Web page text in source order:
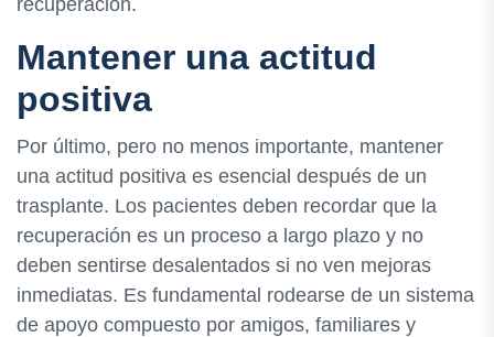
Mantener una actitud
positiva
Por último, pero no menos importante, mantener
una actitud positiva es esencial después de un
trasplante. Los pacientes deben recordar que la
recuperación es un proceso a largo plazo y no
deben sentirse desalentados si no ven mejoras
inmediatas. Es fundamental rodearse de un sistema
de apoyo compuesto por amigos, familiares y